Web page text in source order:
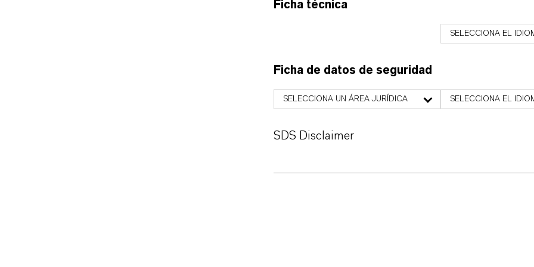
Ficha técnica
SELECCIONA EL
Ficha de datos de seguridad
SELECCIONA UN ÁREA JURÍDICA SELECCIONA EL
SDS Disclaimer